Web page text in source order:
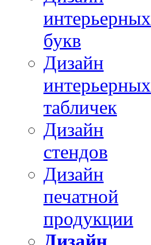
интерьерных
букв
Дизайн
интерьерных
табличек
Дизайн
стендов
Дизайн
печатной
продукции
Дизайн